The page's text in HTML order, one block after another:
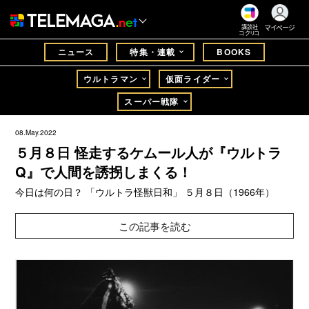
講談社
コクリコ
マイページ
ニュース 特集・連載 BOOKS
ウルトラマン
仮面ライダー
スーパー戦隊
08.May.2022
５月８日 怪走するケムール人が『ウルトラ
Q』で人間を誘拐しまくる！
今日は何の日？ 「ウルトラ怪獣日和」 ５月８日（1966年）
この記事を読む